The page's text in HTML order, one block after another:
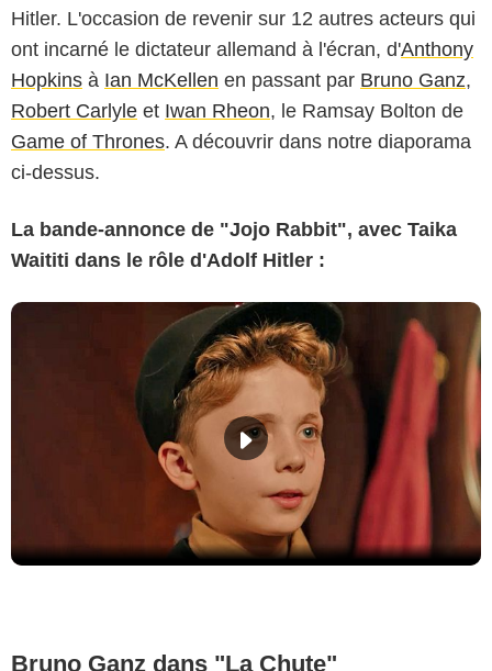
Hitler. L'occasion de revenir sur 12 autres acteurs qui
ont incarné le dictateur allemand à l'écran, d'Anthony
Hopkins à Ian McKellen en passant par Bruno Ganz,
Robert Carlyle et Iwan Rheon, le Ramsay Bolton de
Game of Thrones. A découvrir dans notre diaporama
ci-dessus.
La bande-annonce de "Jojo Rabbit", avec Taika
Waititi dans le rôle d'Adolf Hitler :
Bruno Ganz dans "La Chute"